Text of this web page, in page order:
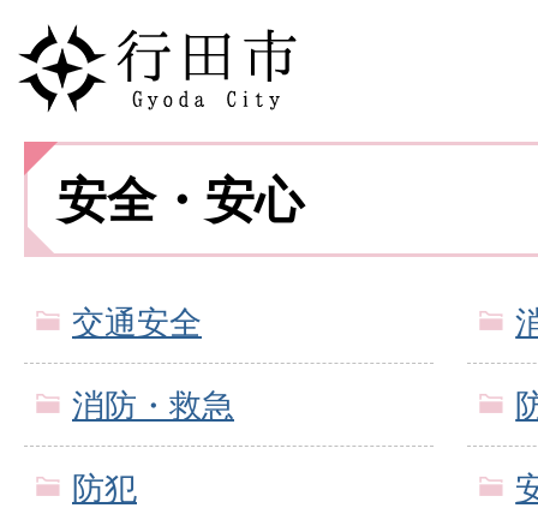
安全・安心
交通安全
消防・救急
防犯